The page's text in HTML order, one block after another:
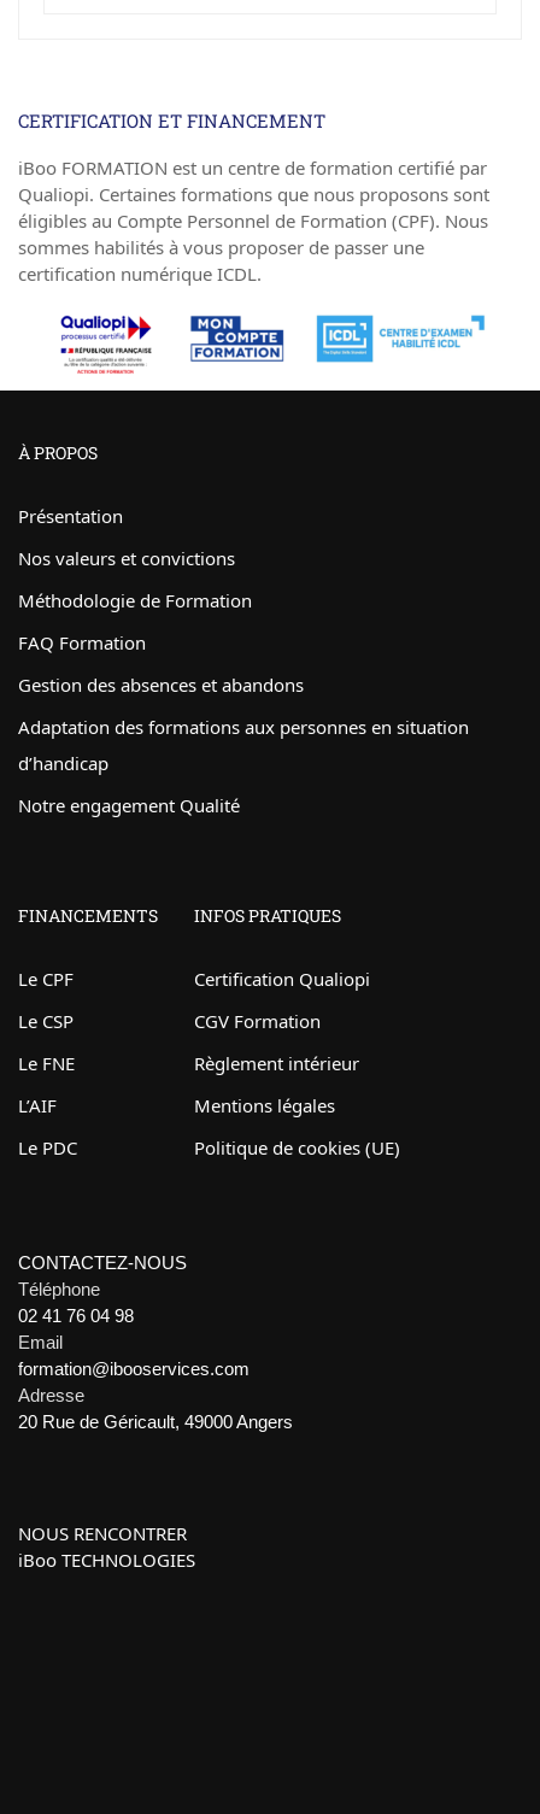
CERTIFICATION ET FINANCEMENT
iBoo FORMATION est un centre de formation certifié par
Qualiopi. Certaines formations que nous proposons sont
éligibles au Compte Personnel de Formation (CPF). Nous
sommes habilités à vous proposer de passer une
certification numérique ICDL.
À PROPOS
Présentation
Nos valeurs et convictions
Méthodologie de Formation
FAQ Formation
Gestion des absences et abandons
Adaptation des formations aux personnes en situation
d’handicap
Notre engagement Qualité
FINANCEMENTS
Le CPF
Le CSP
Le FNE
L’AIF
Le PDC
INFOS PRATIQUES
Certification Qualiopi
CGV Formation
Règlement intérieur
Mentions légales
Politique de cookies (UE)
CONTACTEZ-NOUS
Téléphone
02 41 76 04 98
Email
formation@ibooservices.com
Adresse
20 Rue de Géricault, 49000 Angers
NOUS RENCONTRER
iBoo TECHNOLOGIES